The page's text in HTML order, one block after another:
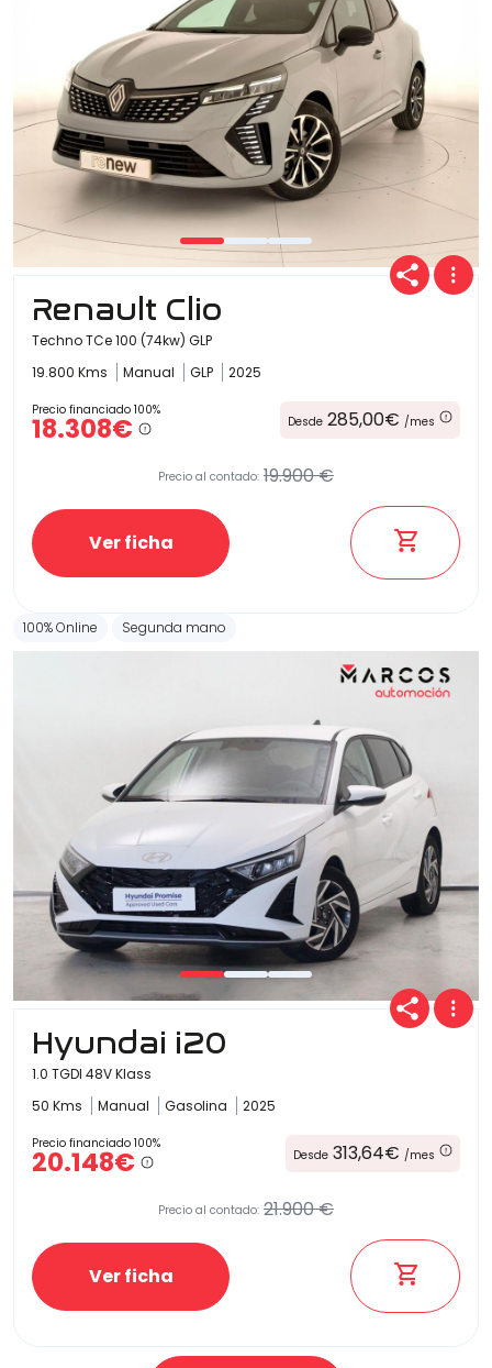
Renault Clio
Techno TCe 100 (74kw) GLP
19.800 Kms
Manual GLP 2025
Precio financiado 100%
18.308€ Desde 285,00€ /mes
Precio al contado: 19.900 €
Ver ficha
100% Online Segunda mano
Hyundai i20
1.0 TGDI 48V Klass
50 Kms
Manual Gasolina 2025
Precio financiado 100%
20.148€ Desde 313,64€ /mes
Precio al contado: 21.900 €
Ver ficha